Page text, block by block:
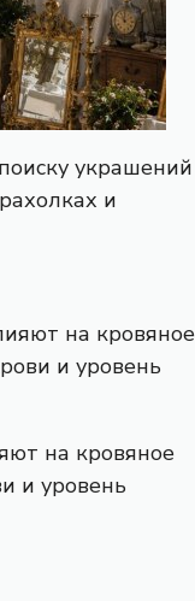
украшений
и
на кровяное
и уровень